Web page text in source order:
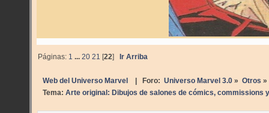
Páginas: 1 ...20 21 [22] Ir Arriba
Web del Universo Marvel | Foro: Universo Marvel 3.0» Otros »
Tema: Arte original: Dibujos de salones de cómics, commissions